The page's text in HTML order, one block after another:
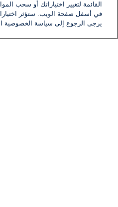
القائمة لتغيير اختياراتك أو سحب
في أسفل صفحة الويب. ستؤثر
يرجى الرجوع إلى سياسة الخصوصية